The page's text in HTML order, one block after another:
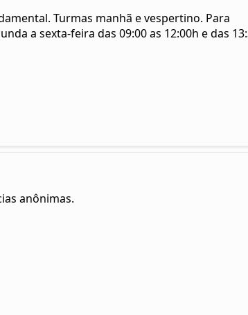
Turmas manhã e vespertino. Para
a sexta-feira das 09:00 as 12:00h e das
anônimas.